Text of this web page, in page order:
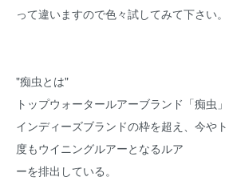
って違いますので色々試してみて下さい。
"痴虫とは"
トップウォータールアーブランド「痴虫」
インディーズブランドの枠を超え、今や
度もウイニングルアーとなるルア
ーを排出している。